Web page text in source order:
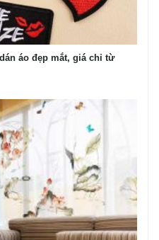
áo đẹp mắt, giá chỉ từ